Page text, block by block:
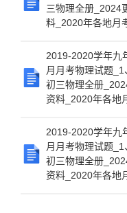
三物理全册_2024
料_2020年各地月
2019-2020学年九
月月考物理试题
初三物理全册
资料_2020年各地
2019-2020学年九
月月考物理试题
初三物理全册
资料_2020年各地